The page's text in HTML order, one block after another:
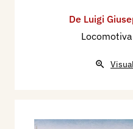
De Luigi